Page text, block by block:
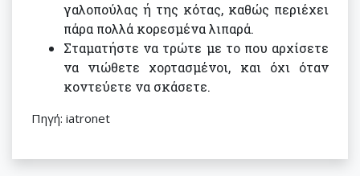
γαλοπούλας ή της κότας, καθώς περιέχει
πάρα πολλά κορεσμένα λιπαρά.
Σταματήστε να τρώτε με το που αρχίσετε
να νιώθετε χορτασμένοι, και όχι όταν
κοντεύετε να σκάσετε.
Πηγή: iatronet